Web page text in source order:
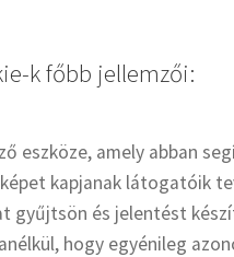
k főbb jellemzői:
eszköze, amely abban
kapjanak látogatóik
gyűjtsön és jelentést
hogy egyénileg